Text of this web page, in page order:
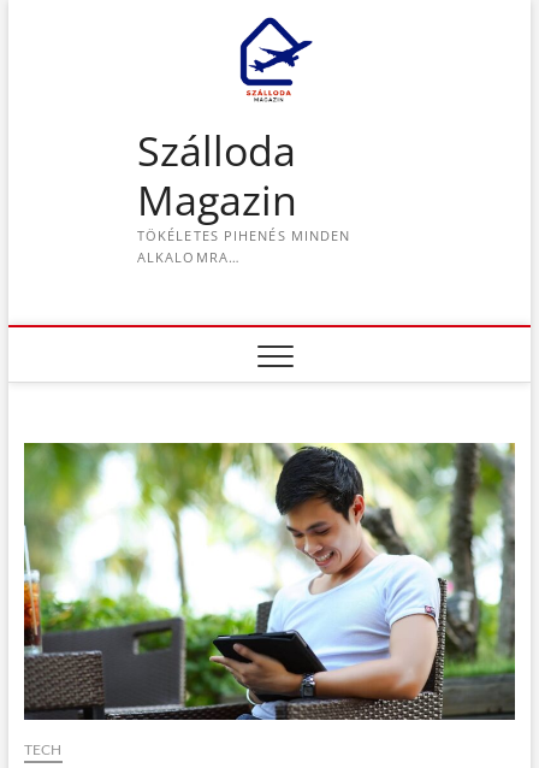
t
Szálloda
Magazin
TÖKÉLETES PIHENÉS MINDEN
ALKALOMRA…
TECH